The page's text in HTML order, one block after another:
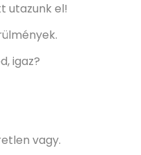
utazunk el!
igaz?
vagy.